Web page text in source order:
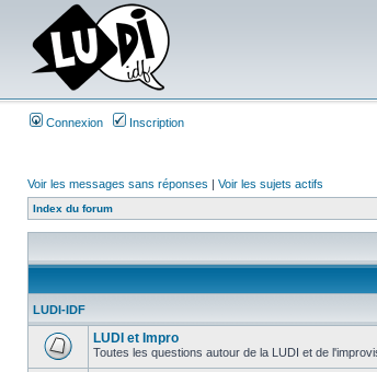
Connexion Inscription
Voir les messages sans réponses | Voir les sujets actifs
Index du forum
LUDI-IDF
LUDI et Impro
Toutes les questions autour de la LUDI et de